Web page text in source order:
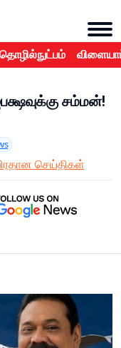
தொழில்நுட்பம்
சம்மன்!
செய்திகள்